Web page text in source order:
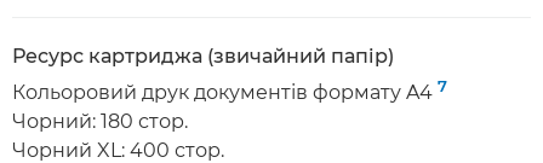
Ресурс картриджа (звичайний папір)
Кольоровий друк документів формату A4 7
Чорний: 180 стор.
Чорний XL: 400 стор.